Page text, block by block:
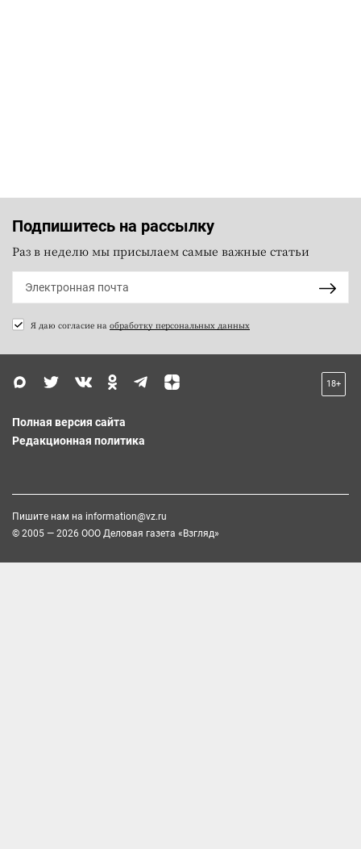
Подпишитесь на рассылку
Раз в неделю мы присылаем самые важные статьи
Я даю согласие на обработку персональных данных
18+
Полная версия сайта
Редакционная политика
Пишите нам на information@vz.ru
© 2005 — 2026 ООО Деловая газета «Взгляд»